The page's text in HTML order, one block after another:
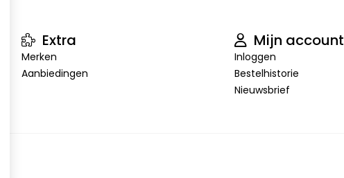
Extra
Merken
Aanbiedingen
Mijn account
Inloggen
Bestelhistorie
Nieuwsbrief